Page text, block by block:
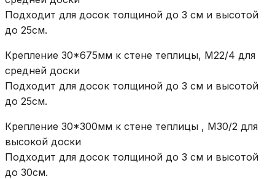
Подходит для досок толщиной до 3 см и высотой
до 25см.
Крепление 30*675мм к стене теплицы, М22/4 для
средней доски
Подходит для досок толщиной до 3 см и высотой
до 25см.
Крепление 30*300мм к стене теплицы , М30/2 для
высокой доски
Подходит для досок толщиной до 3 см и высотой
до 30см.